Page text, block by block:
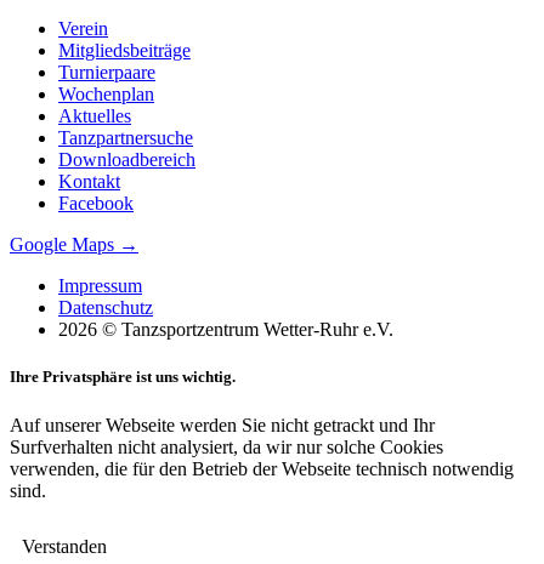
Verein
Mitgliedsbeiträge
Turnierpaare
Wochenplan
Aktuelles
Tanzpartnersuche
Downloadbereich
Kontakt
Facebook
Google Maps →
Impressum
Datenschutz
2026 © Tanzsportzentrum Wetter-Ruhr e.V.
Ihre Privatsphäre ist uns wichtig.
Auf unserer Webseite werden Sie nicht getrackt und Ihr
Surfverhalten nicht analysiert, da wir nur solche Cookies
verwenden, die für den Betrieb der Webseite technisch notwendig
sind.
Verstanden